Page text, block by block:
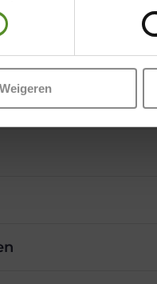
Weigeren
– 25 cm hoog